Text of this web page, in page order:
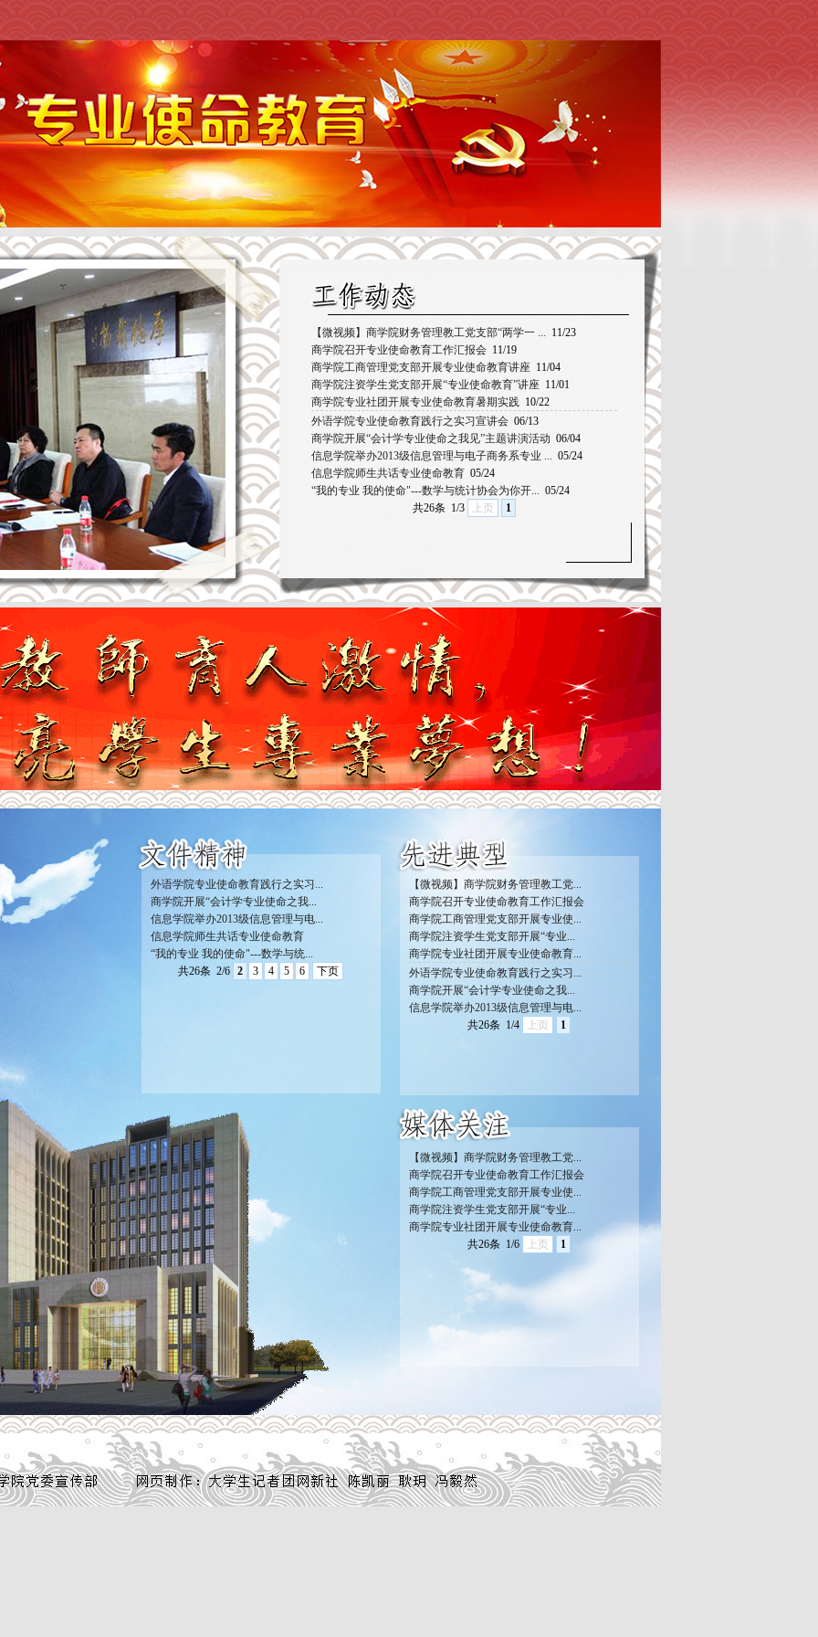
【微视频】商学院财务管理教工党支部“两学一 ... 11/23
商学院召开专业使命教育工作汇报会 11/19
商学院工商管理党支部开展专业使命教育讲座 11/04
商学院注资学生党支部开展“专业使命教育”讲座 11/01
商学院专业社团开展专业使命教育暑期实践 10/22
外语学院专业使命教育践行之实习宣讲会 06/13
商学院开展“会计学专业使命之我见”主题讲演活动 06/04
信息学院举办2013级信息管理与电子商务系专业 ... 05/24
信息学院师生共话专业使命教育 05/24
“我的专业 我的使命"---数学与统计协会为你开... 05/24
共26条 1/3 上页 1
外语学院专业使命教育践行之实习...
商学院开展“会计学专业使命之我...
信息学院举办2013级信息管理与电...
信息学院师生共话专业使命教育
“我的专业 我的使命"---数学与统...
共26条 2/6 2 3 4 5 6 下页
【微视频】商学院财务管理教工党...
商学院召开专业使命教育工作汇报会
商学院工商管理党支部开展专业使...
商学院注资学生党支部开展“专业...
商学院专业社团开展专业使命教育...
外语学院专业使命教育践行之实习...
商学院开展“会计学专业使命之我...
信息学院举办2013级信息管理与电...
共26条 1/4 上页 1
【微视频】商学院财务管理教工党...
商学院召开专业使命教育工作汇报会
商学院工商管理党支部开展专业使...
商学院注资学生党支部开展“专业...
商学院专业社团开展专业使命教育...
共26条 1/6 上页 1